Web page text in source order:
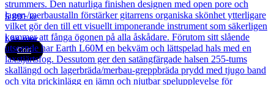
5 891kr
Läs mer
Cort